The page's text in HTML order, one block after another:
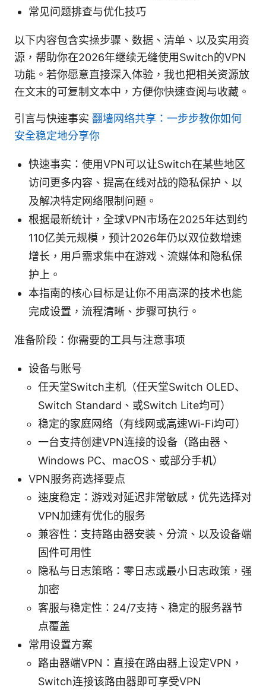
常见问题排查与优化技巧
以下内容包含实操步骤、数据、清单、以及实用资
源，帮助你在2026年继续无缝使用Switch的VPN
功能。若你愿意直接深入体验，我也把相关资源放
在文末的可复制文本中，方便你快速查阅与收藏。
引言与快速事实 翻墙网络共享：一步步教你如何
安全稳定地分享你
快速事实：使用VPN可以让Switch在某些地区
访问更多内容、提高在线对战的隐私保护、以
及解决特定网络限制问题。
根据最新统计，全球VPN市场在2025年达到约
110亿美元规模，预计2026年仍以双位数增速
增长，用户需求集中在游戏、流媒体和隐私保
护上。
本指南的核心目标是让你不用高深的技术也能
完成设置，流程清晰、步骤可执行。
准备阶段：你需要的工具与注意事项
设备与账号
任天堂Switch主机（任天堂Switch OLED、
Switch Standard、或Switch Lite均可）
稳定的家庭网络（有线网或高速Wi-Fi均可）
一台支持创建VPN连接的设备（路由器、
Windows PC、macOS、或部分手机）
VPN服务商选择要点
速度稳定：游戏对延迟非常敏感，优先选择对
VPN加速有优化的服务
兼容性：支持路由器安装、分流、以及设备端
固件可用性
隐私与日志策略：零日志或最小日志政策，强
加密
客服与稳定性：24/7支持、稳定的服务器节
点覆盖
常用设置方案
路由器端VPN：直接在路由器上设定VPN，
Switch连接该路由器即可享受VPN